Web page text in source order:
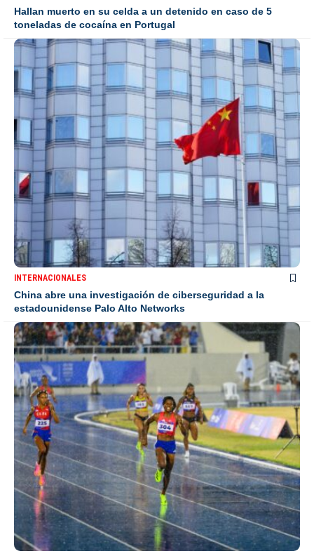
Hallan muerto en su celda a un detenido en caso de 5
toneladas de cocaína en Portugal
INTERNACIONALES
China abre una investigación de ciberseguridad a la
estadounidense Palo Alto Networks